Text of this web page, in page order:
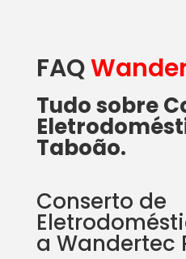
FAQ
Tudo sobre
Taboão.
Conserto de
a Wandertec